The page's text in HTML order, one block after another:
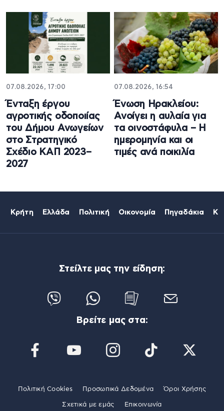
07.08.2026, 17:00
Ένταξη έργου
αγροτικής οδοποιίας
του Δήμου Ανωγείων
στο Στρατηγικό
Σχέδιο ΚΑΠ 2023–
2027
07.08.2026, 16:54
Ένωση Ηρακλείου:
Ανοίγει η αυλαία για
τα οινοστάφυλα – Η
ημερομηνία και οι
τιμές ανά ποικιλία
Κρήτη Ελλάδα Πολιτική Οικονομία Πηγαδάκια
Στείλτε μας την είδηση:
Βρείτε μας στα:
Πολιτική Cookies Προσωπικά Δεδομένα Όροι Χρήσης
Σχετικά με εμάς Επικοινωνία